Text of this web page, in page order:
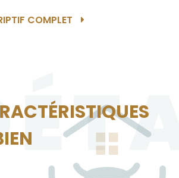
COMPLET